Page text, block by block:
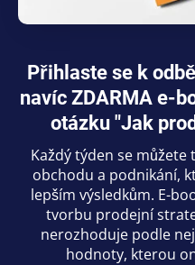
Přihlaste se k
navíc ZDARMA e-
otázku "Jak
Každý týden se můžete
obchodu a podnikání,
lepším výsledkům. E-
tvorbu prodejní
nerozhoduje podle
hodnoty, kterou